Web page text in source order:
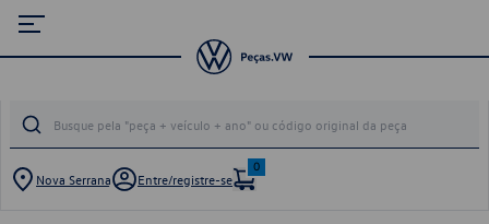
Nova Serrana Entre/registre-se
0